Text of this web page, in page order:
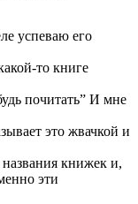
успеваю его
то книге
почитать” И мне
это жвачкой и
книжек и,
эти